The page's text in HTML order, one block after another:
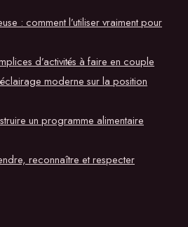
: comment l’utiliser vraiment pour
d’activités à faire en couple
moderne sur la position
un programme alimentaire
reconnaître et respecter